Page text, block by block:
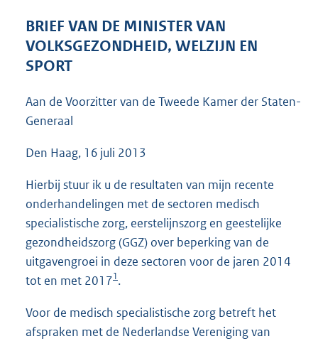
:
4
BRIEF VAN DE MINISTER VAN
VOLKSGEZONDHEID, WELZIJN EN
SPORT
Aan de Voorzitter van de Tweede Kamer der Staten-
Generaal
Den Haag, 16 juli 2013
Hierbij stuur ik u de resultaten van mijn recente
onderhandelingen met de sectoren medisch
specialistische zorg, eerstelijnszorg en geestelijke
gezondheidszorg (GGZ) over beperking van de
uitgavengroei in deze sectoren voor de jaren 2014
tot en met 20171.
Voor de medisch specialistische zorg betreft het
afspraken met de Nederlandse Vereniging van